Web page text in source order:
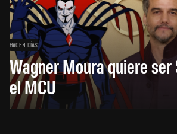
HACE 4 DÍAS
Wagner Moura quiere
el MCU